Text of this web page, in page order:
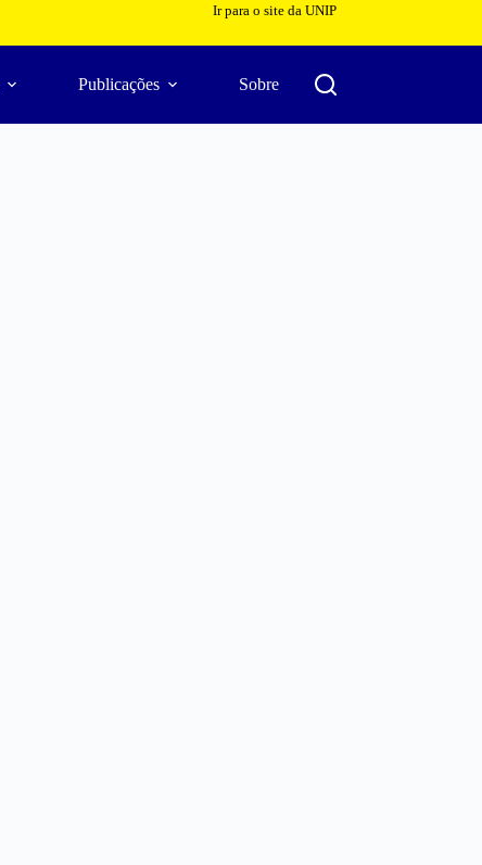
Ir para o site da UNIP
Publicações Sobre